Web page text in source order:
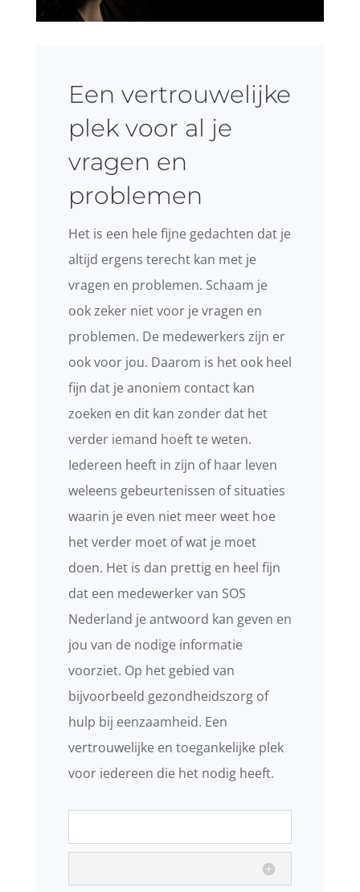
Een vertrouwelijke
plek voor al je
vragen en
problemen
Het is een hele fijne gedachten dat je
altijd ergens terecht kan met je
vragen en problemen. Schaam je
ook zeker niet voor je vragen en
problemen. De medewerkers zijn er
ook voor jou. Daarom is het ook heel
fijn dat je anoniem contact kan
zoeken en dit kan zonder dat het
verder iemand hoeft te weten.
Iedereen heeft in zijn of haar leven
weleens gebeurtenissen of situaties
waarin je even niet meer weet hoe
het verder moet of wat je moet
doen. Het is dan prettig en heel fijn
dat een medewerker van SOS
Nederland je antwoord kan geven en
jou van de nodige informatie
voorziet. Op het gebied van
bijvoorbeeld gezondheidszorg of
hulp bij eenzaamheid. Een
vertrouwelijke en toegankelijke plek
voor iedereen die het nodig heeft.